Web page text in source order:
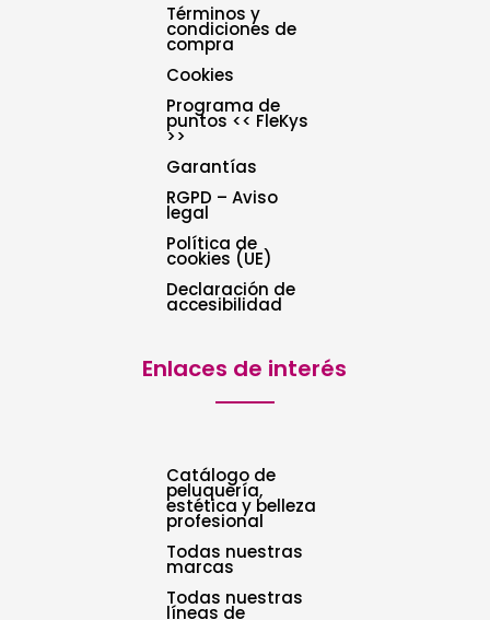
Términos y
condiciones de
compra
Cookies
Programa de
puntos << FleKys
>>
Garantías
RGPD – Aviso
legal
Política de
cookies (UE)
Declaración de
accesibilidad
Enlaces de interés
Catálogo de
peluquería,
estética y belleza
profesional
Todas nuestras
marcas
Todas nuestras
líneas de